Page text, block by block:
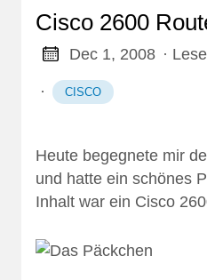
Cisco 2600
Dec 1, 2008 ·
· CISCO
Heute begegnete mir
und hatte ein schönes
Inhalt war ein Cisco